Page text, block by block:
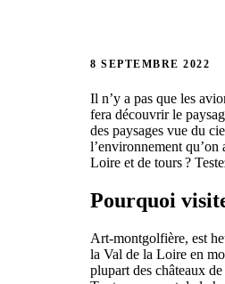
8 SEPTEMBRE 2022
Il n’y a pas que les
fera découvrir le
des paysages vue du
l’environnement
Loire et de tours ?
Pourquoi
Art-montgolfière, est
la Val de la Loire en
plupart des châteaux